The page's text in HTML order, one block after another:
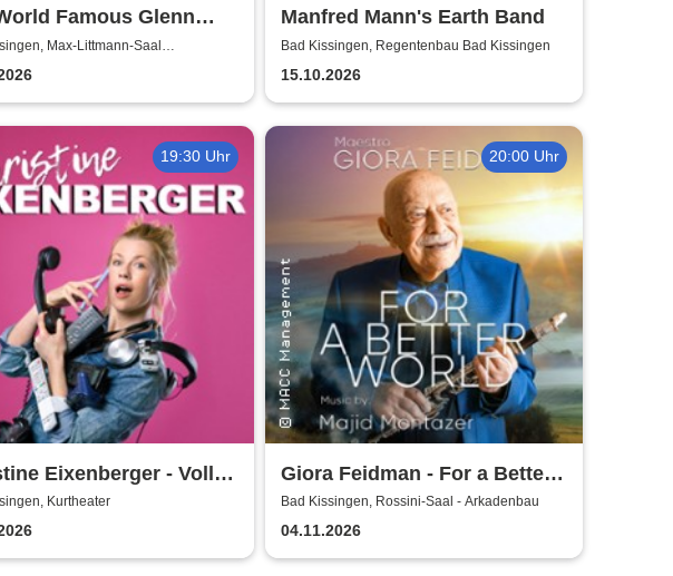
Famous Glenn
Orchestra
Max-Littmann-Saal
Manfred Mann's Earth Band
Bad Kissingen, Regentenbau Bad Kissingen
15.10.2026
19:30 Uhr
Eixenberger - Volle
Kurtheater
20:00 Uhr
Giora Feidman - For a Better
World
Bad Kissingen, Rossini-Saal - Arkadenbau
04.11.2026